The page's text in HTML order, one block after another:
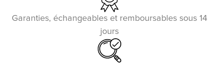
Garanties, échangeables et remboursables sous 14
jours